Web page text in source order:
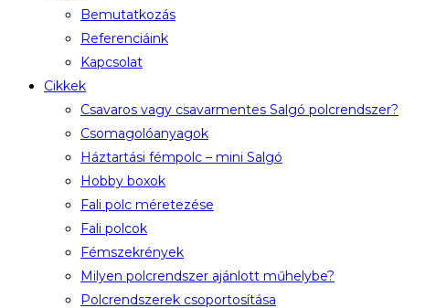
Bemutatkozás
Referenciáink
Kapcsolat
Cikkek
Csavaros vagy csavarmentes Salgó polcrendszer?
Csomagolóanyagok
Háztartási fémpolc – mini Salgó
Hobby boxok
Fali polc méretezése
Fali polcok
Fémszekrények
Milyen polcrendszer ajánlott műhelybe?
Polcrendszerek csoportosítása